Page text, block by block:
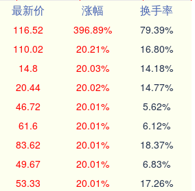
最新价 涨幅
换手率
116.52 396.89% 79.39%
110.02 20.21% 16.80%
14.8 20.03% 14.18%
20.44 20.02% 14.77%
46.72 20.01% 5.62%
61.6 20.01% 6.12%
83.62 20.01% 18.37%
49.67 20.01% 6.83%
53.33 20.01% 17.26%